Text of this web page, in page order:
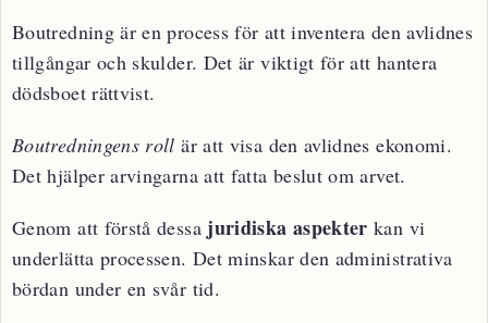
Boutredning är en process för att inventera den avlidnes
tillgångar och skulder. Det är viktigt för att hantera
dödsboet rättvist.
Boutredningens roll är att visa den avlidnes ekonomi.
Det hjälper arvingarna att fatta beslut om arvet.
Genom att förstå dessa juridiska aspekter kan vi
underlätta processen. Det minskar den administrativa
bördan under en svår tid.